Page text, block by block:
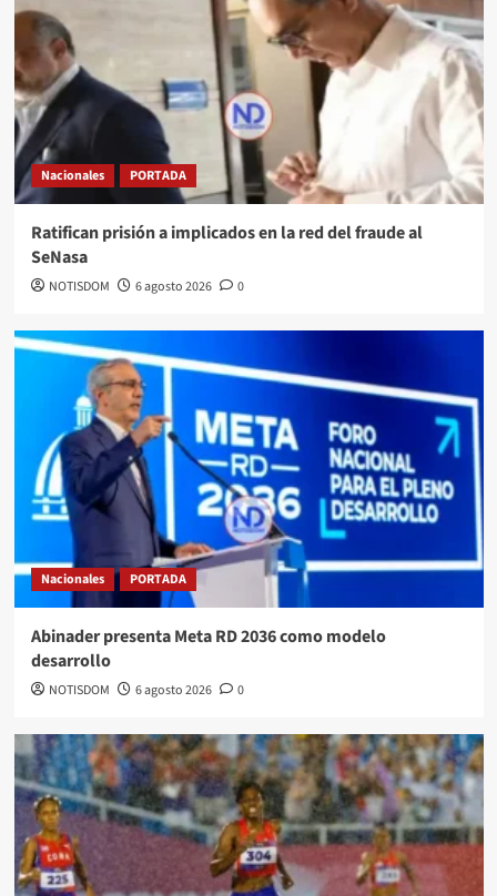
Nacionales PORTADA
Ratifican prisión a implicados en la red del fraude al
SeNasa
NOTISDOM 6 agosto 2026 0
Nacionales PORTADA
Abinader presenta Meta RD 2036 como modelo
desarrollo
NOTISDOM 6 agosto 2026 0